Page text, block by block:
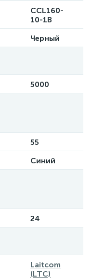
CCL160-
10-1B
Черный
5000
55
Синий
24
Laitcom
(LTC)